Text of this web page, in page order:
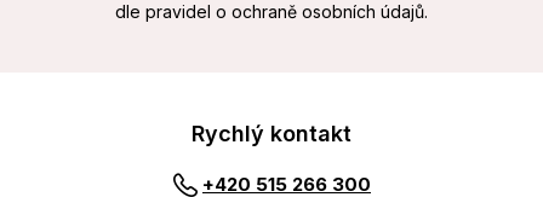
dle pravidel o ochraně osobních údajů.
Rychlý kontakt
+420 515 266 300